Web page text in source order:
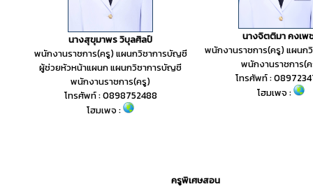
นางสุขุมาพร วิบุลศิลป์
พนักงานราชการ(ครู) แผนกวิชาการบัญชี
ผู้ช่วยหัวหน้าแผนก แผนกวิชาการบัญชี
พนักงานราชการ(ครู)
โทรศัพท์ : 0898752488
โฮมเพจ :
นางจิตติมา คงเพ
พนักงานราชการ(ครู) แผนก
พนักงานราชการ(
โทรศัพท์ :
โฮมเพจ :
ครูพิเศษสอน